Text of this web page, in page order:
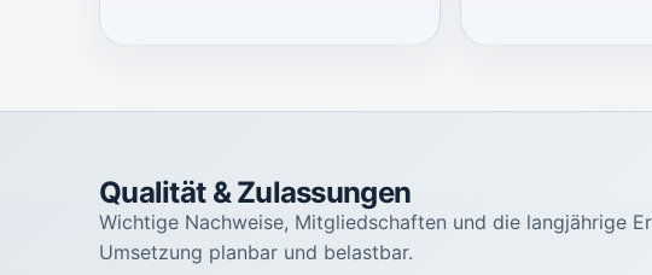
Qualität & Zulassungen
Wichtige Nachweise, Mitgliedschaften und die langjährige
Umsetzung planbar und belastbar.